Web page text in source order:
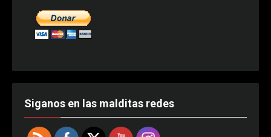
Siganos en las malditas redes